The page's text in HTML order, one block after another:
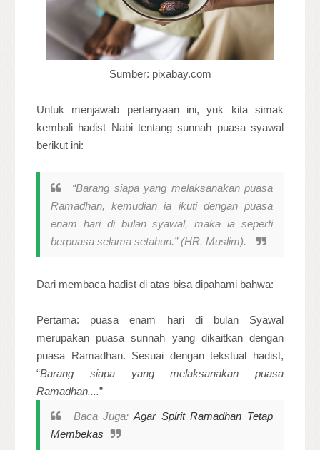
Sumber: pixabay.com
Untuk menjawab pertanyaan ini, yuk kita simak
kembali hadist Nabi tentang sunnah puasa syawal
berikut ini:
“Barang siapa yang melaksanakan puasa
Ramadhan, kemudian ia ikuti dengan puasa
enam hari di bulan syawal, maka ia seperti
berpuasa selama setahun.” (HR. Muslim).
Dari membaca hadist di atas bisa dipahami bahwa:
Pertama: puasa enam hari di bulan Syawal
merupakan puasa sunnah yang dikaitkan dengan
puasa Ramadhan. Sesuai dengan tekstual hadist,
“Barang siapa yang melaksanakan puasa
Ramadhan....”
Baca Juga:Agar Spirit Ramadhan Tetap
Membekas